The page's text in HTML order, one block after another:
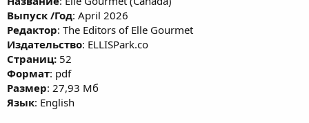
Выпуск /Год: April 2026
Редактор: The Editors of Elle Gourmet
Издательство: ELLISPark.co
Cтраниц: 52
Формат: pdf
Размер: 27,93 Мб
Язык: English